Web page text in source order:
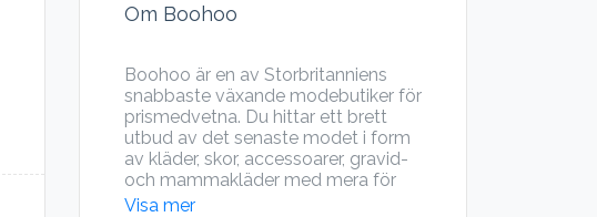
Om Boohoo
Boohoo är en av Storbritanniens
snabbaste växande modebutiker för
prismedvetna. Du hittar ett brett
utbud av det senaste modet i form
av kläder, skor, accessoarer, gravid-
och mammakläder med mera för
dam och herr hos Boohoo.
Visa mer